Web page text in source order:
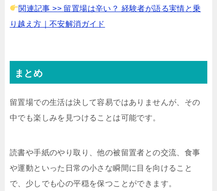
関連記事 >> 留置場は辛い？ 経験者が語る実情と乗
り越え方｜不安解消ガイド
まとめ
留置場での生活は決して容易ではありませんが、その
中でも楽しみを見つけることは可能です。
読書や手紙のやり取り、他の被留置者との交流、食事
や運動といった日常の小さな瞬間に目を向けること
で、少しでも心の平穏を保つことができます。